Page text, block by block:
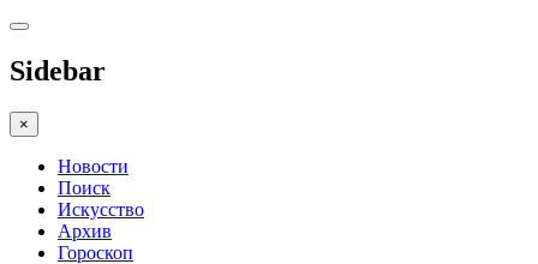
Sidebar
×
Новости
Поиск
Искусство
Архив
Гороскоп